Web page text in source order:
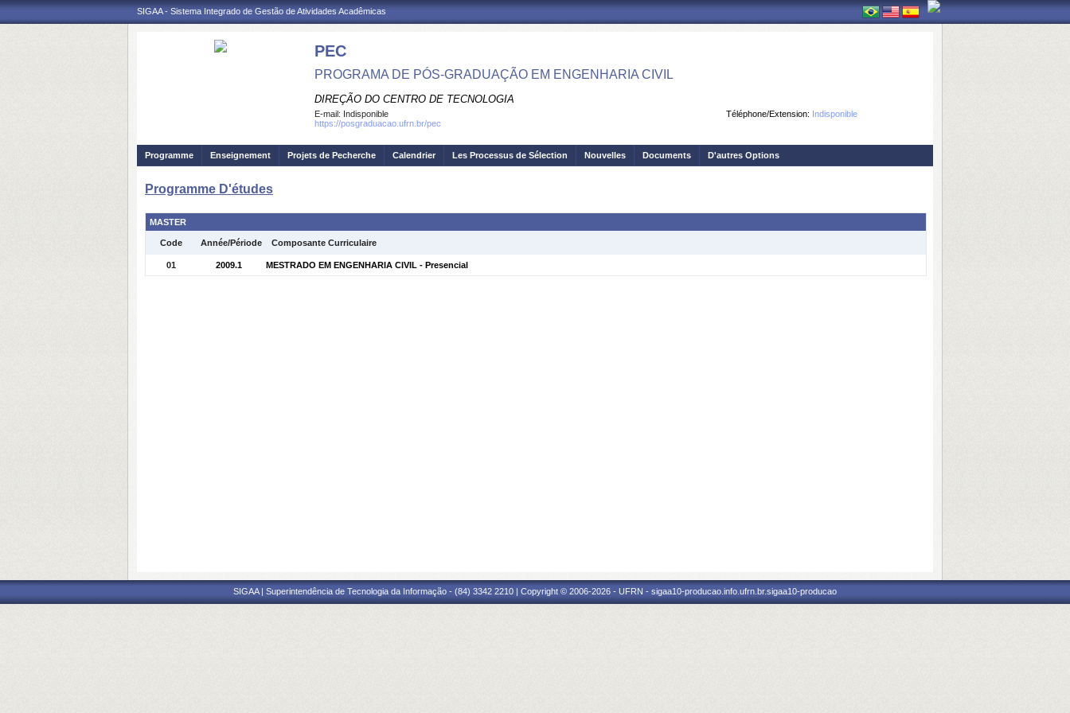
SIGAA - Sistema Integrado de Gestão de Atividades Acadêmicas
PEC
PROGRAMA DE PÓS-GRADUAÇÃO EM ENGENHARIA CIVIL
DIREÇÃO DO CENTRO DE TECNOLOGIA
Téléphone/Extension: Indisponible
E-mail: Indisponible
https://posgraduacao.ufrn.br/pec
Programme Enseignement Projets de Pecherche Calendrier Les Processus de Sélection Nouvelles Documents D'autres Options
Programme D'études
MASTER
Code Année/Période Composante Curriculaire
01 2009.1 MESTRADO EM ENGENHARIA CIVIL - Presencial
SIGAA | Superintendência de Tecnologia da Informação - (84) 3342 2210 | Copyright © 2006-2026 - UFRN - sigaa10-producao.info.ufrn.br.sigaa10-producao